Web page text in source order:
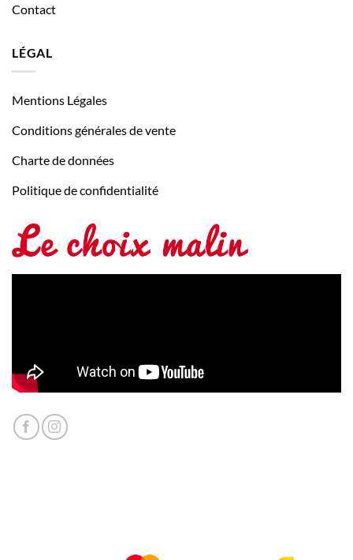
Contact
LÉGAL
Mentions Légales
Conditions générales de vente
Charte de données
Politique de confidentialité